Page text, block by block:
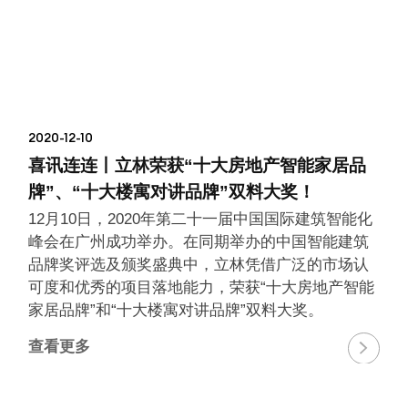
2020-12-10
喜讯连连丨立林荣获“十大房地产智能家居品
牌”、“十大楼寓对讲品牌”双料大奖！
12月10日，2020年第二十一届中国国际建筑智能化
峰会在广州成功举办。在同期举办的中国智能建筑
品牌奖评选及颁奖盛典中，立林凭借广泛的市场认
可度和优秀的项目落地能力，荣获“十大房地产智能
家居品牌”和“十大楼寓对讲品牌”双料大奖。
查看更多 